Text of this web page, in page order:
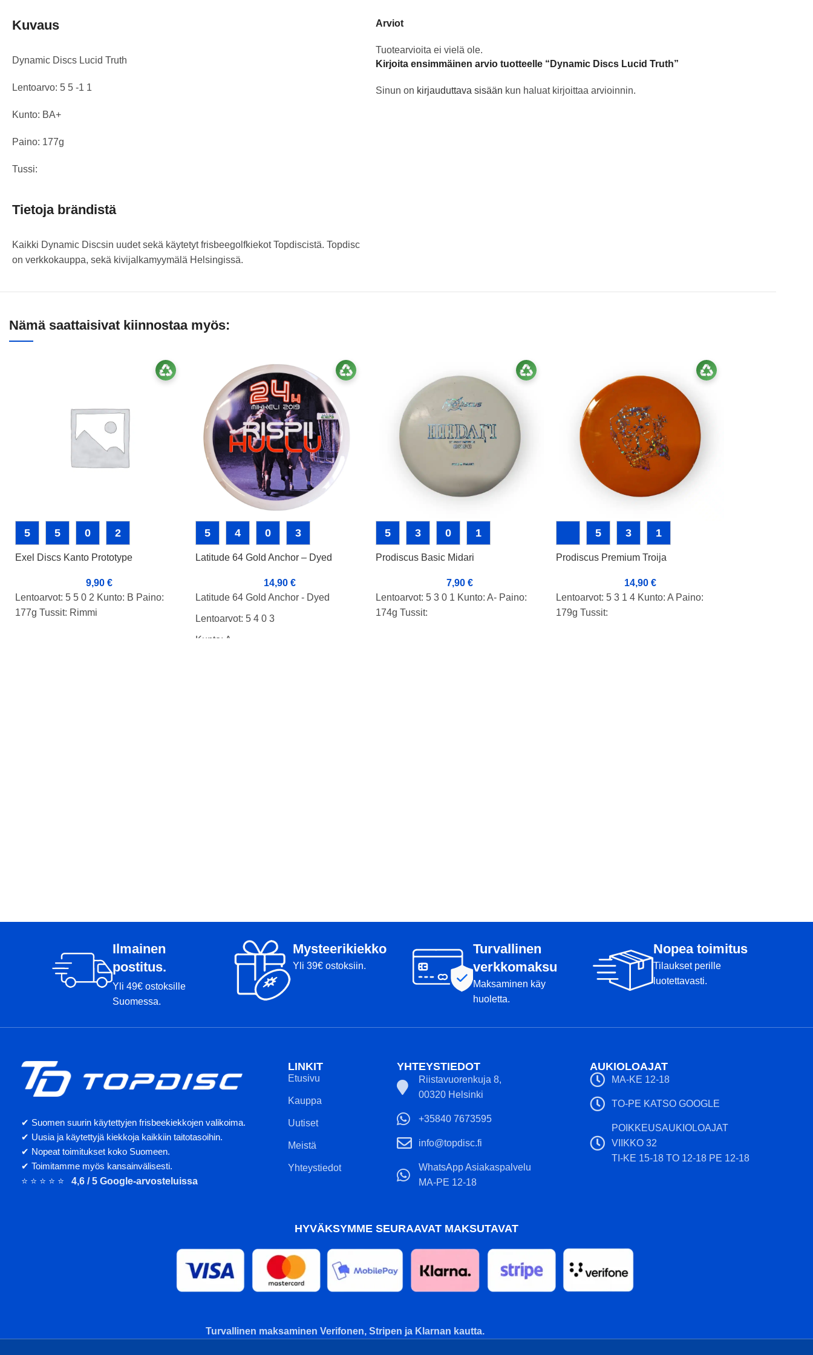
Kuvaus
Dynamic Discs Lucid Truth
Lentoarvo: 5 5 -1 1
Kunto: BA+
Paino: 177g
Tussi:
Tietoja brändistä
Kaikki Dynamic Discsin uudet sekä käytetyt frisbeegolfkiekot Topdiscistä. Topdisc
on verkkokauppa, sekä kivijalkamyymälä Helsingissä.
Arviot
Tuotearvioita ei vielä ole.
Kirjoita ensimmäinen arvio tuotteelle “Dynamic Discs Lucid Truth”
Sinun on kirjauduttava sisään kun haluat kirjoittaa arvioinnin.
Nämä saattaisivat kiinnostaa myös:
5 5 0 2
Exel Discs Kanto Prototype
9,90 €
Lentoarvot: 5 5 0 2 Kunto: B Paino:
177g Tussit: Rimmi
5 4 0 3
Latitude 64 Gold Anchor – Dyed
14,90 €
Latitude 64 Gold Anchor - Dyed
Lentoarvot: 5 4 0 3
Kunto: A-
5 3 0 1
Prodiscus Basic Midari
7,90 €
Lentoarvot: 5 3 0 1 Kunto: A- Paino:
174g Tussit:
5 3 1
Prodiscus Premium Troija
14,90 €
Lentoarvot: 5 3 1 4 Kunto: A Paino:
179g Tussit:
Ilmainen
postitus.
Yli 49€ ostoksille
Suomessa.
Mysteerikiekko
Yli 39€ ostoksiin.
Turvallinen
verkkomaksu
Maksaminen käy
huoletta.
Nopea toimitus
Tilaukset perille
luotettavasti.
✔ Suomen suurin käytettyjen frisbeekiekkojen valikoima.
✔ Uusia ja käytettyjä kiekkoja kaikkiin taitotasoihin.
✔ Nopeat toimitukset koko Suomeen.
✔ Toimitamme myös kansainvälisesti.
⭐ ⭐ ⭐ ⭐ ⭐ 4,6 / 5 Google-arvosteluissa
LINKIT
Etusivu
Kauppa
Uutiset
Meistä
Yhteystiedot
YHTEYSTIEDOT
Riistavuorenkuja 8,
00320 Helsinki
+35840 7673595
info@topdisc.fi
WhatsApp Asiakaspalvelu
MA-PE 12-18
AUKIOLOAJAT
MA-KE 12-18
TO-PE KATSO GOOGLE
POIKKEUSAUKIOLOAJAT
VIIKKO 32
TI-KE 15-18 TO 12-18 PE 12-18
HYVÄKSYMME SEURAAVAT MAKSUTAVAT
Turvallinen maksaminen Verifonen, Stripen ja Klarnan kautta.